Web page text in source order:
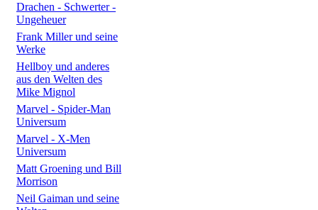
Drachen - Schwerter -
Ungeheuer
Frank Miller und seine
Werke
Hellboy und anderes
aus den Welten des
Mike Mignol
Marvel - Spider-Man
Universum
Marvel - X-Men
Universum
Matt Groening und Bill
Morrison
Neil Gaiman und seine